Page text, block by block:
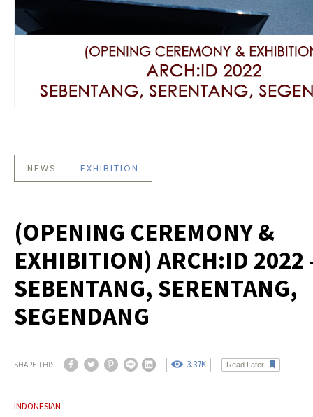
NEWS EXHIBITION
(OPENING CEREMONY &
EXHIBITION) ARCH:ID 2022
SEBENTANG, SERENTANG,
SEGENDANG
SHARE THIS 3.37K Read Later
INDONESIAN